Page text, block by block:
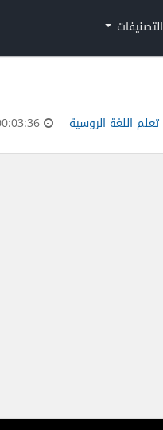
التصنيفات
تعلم اللغة الروسية